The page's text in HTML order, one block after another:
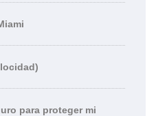
para proteger mi